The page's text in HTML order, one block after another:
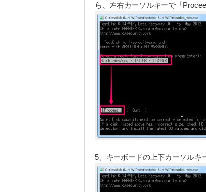
ら、左右カーソルキーで「
5、キーボードの上下カーソルキ